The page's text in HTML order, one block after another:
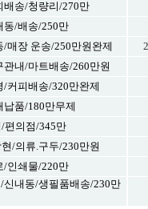
배송/청량리/270만
동/배송/250만
/매장 운송/250만원완제
관내/마트배송/260만원
/커피배송/320만완제
납품/180만무제
편의점/345만
/의류.구두/230만원
/인쇄물/220만
신내동/생필품배송/230만